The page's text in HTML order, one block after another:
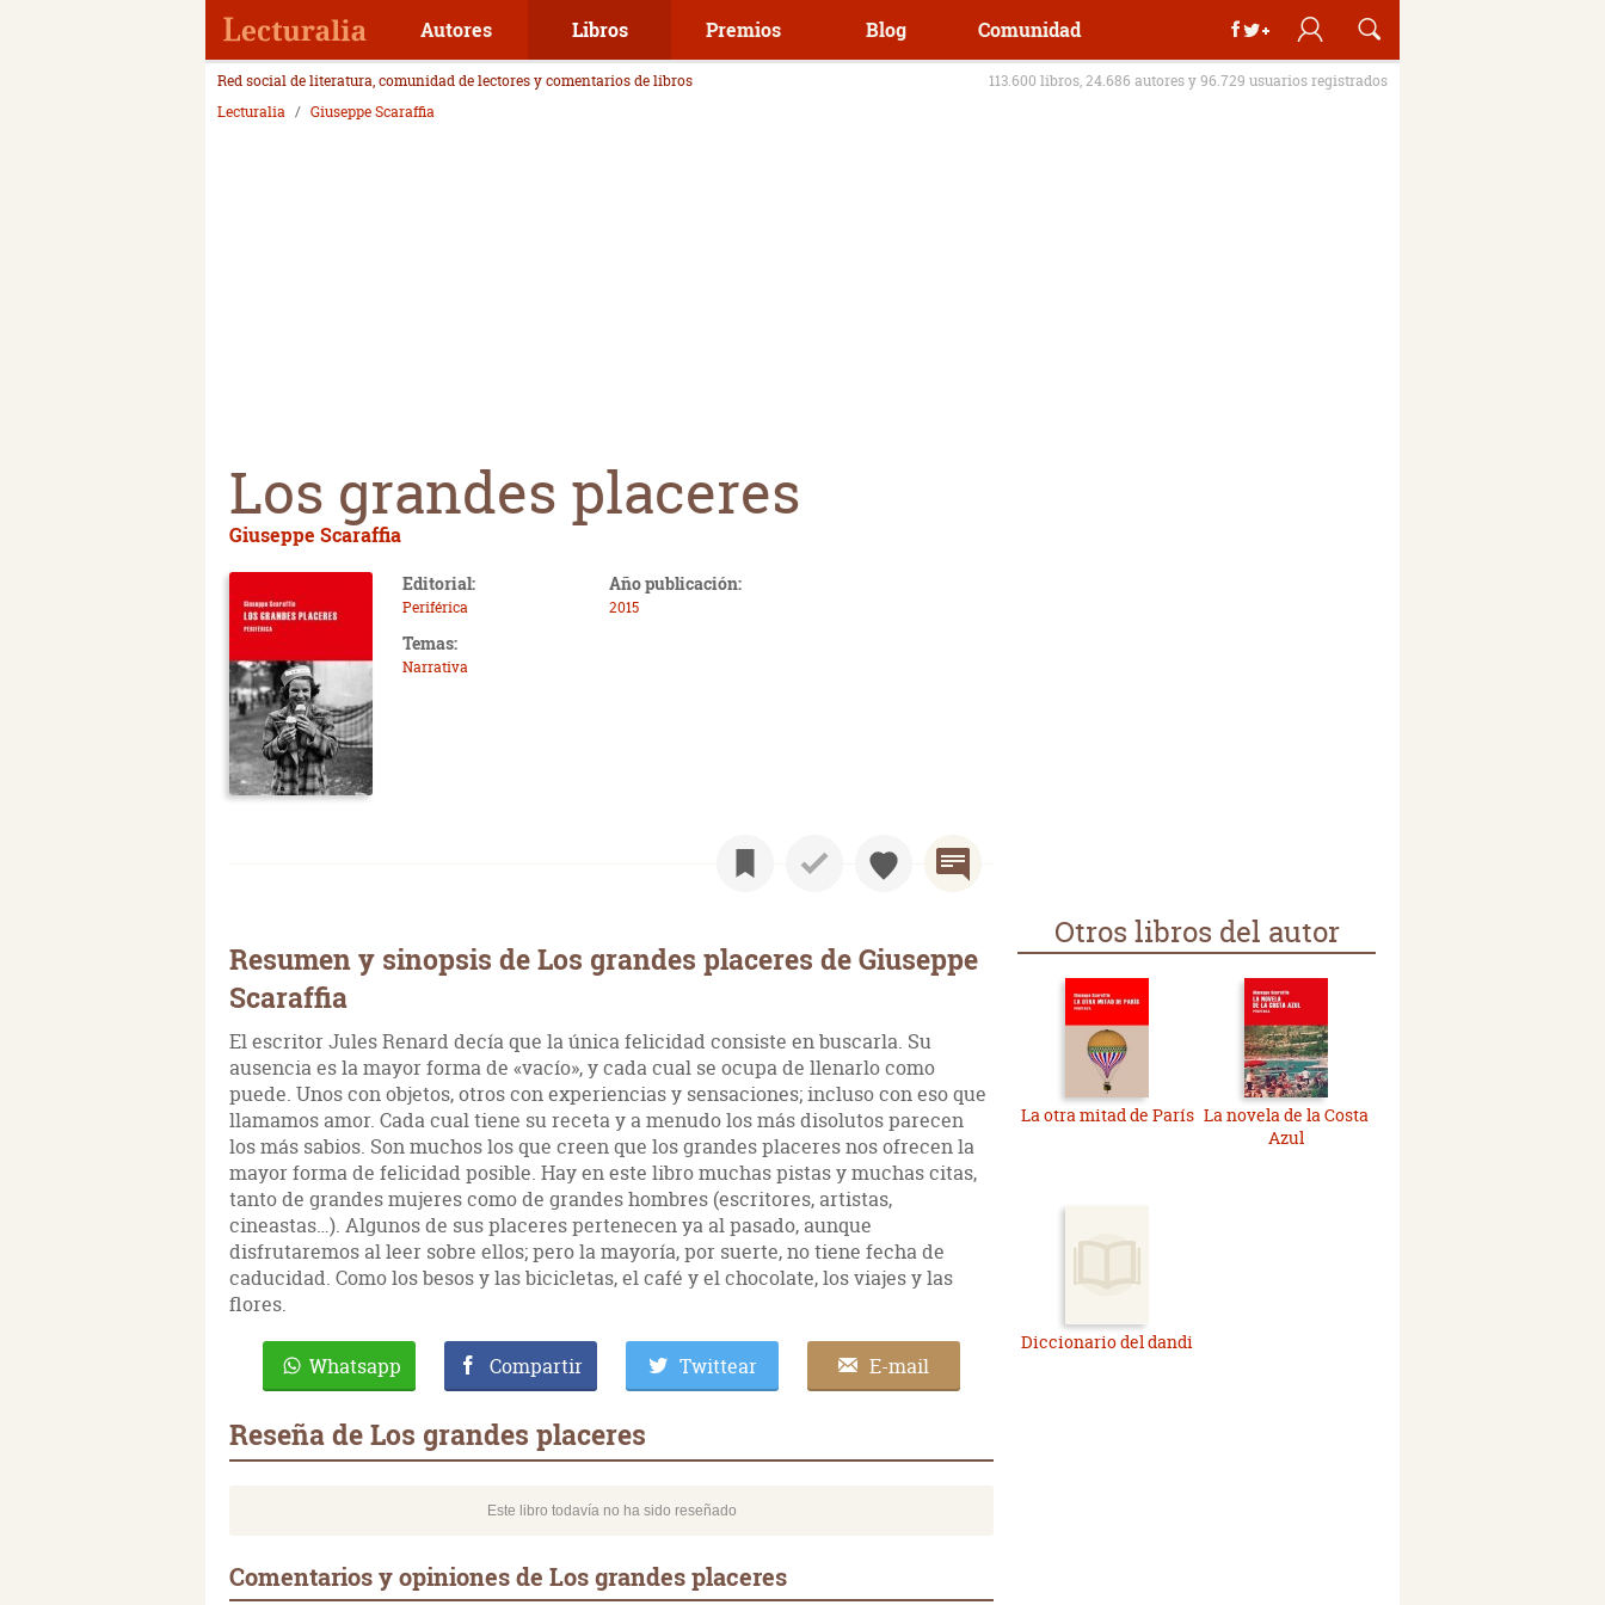
Autores Libros Premios Blog Comunidad
Red social de literatura, comunidad de lectores y comentarios de libros
113.600 libros, 24.686 autores y 96.729 usuarios registrados
Lecturalia
Giuseppe Scaraffia
Los grandes placeres
Giuseppe Scaraffia
Editorial:
Periférica
Año publicación:
2015
Temas:
Narrativa
Resumen y sinopsis de Los grandes placeres de Giuseppe
Scaraffia
El escritor Jules Renard decía que la única felicidad consiste en buscarla. Su
ausencia es la mayor forma de «vacío», y cada cual se ocupa de llenarlo como
puede. Unos con objetos, otros con experiencias y sensaciones; incluso con eso que
llamamos amor. Cada cual tiene su receta y a menudo los más disolutos parecen
los más sabios. Son muchos los que creen que los grandes placeres nos ofrecen la
mayor forma de felicidad posible. Hay en este libro muchas pistas y muchas citas,
tanto de grandes mujeres como de grandes hombres (escritores, artistas,
cineastas…). Algunos de sus placeres pertenecen ya al pasado, aunque
disfrutaremos al leer sobre ellos; pero la mayoría, por suerte, no tiene fecha de
caducidad. Como los besos y las bicicletas, el café y el chocolate, los viajes y las
flores.
Whatsapp Compartir Twittear E-mail
Reseña de Los grandes placeres
Este libro todavía no ha sido reseñado
Comentarios y opiniones de Los grandes placeres
Otros libros del autor
La otra mitad de París La novela de la Costa
Azul
Diccionario del dandi